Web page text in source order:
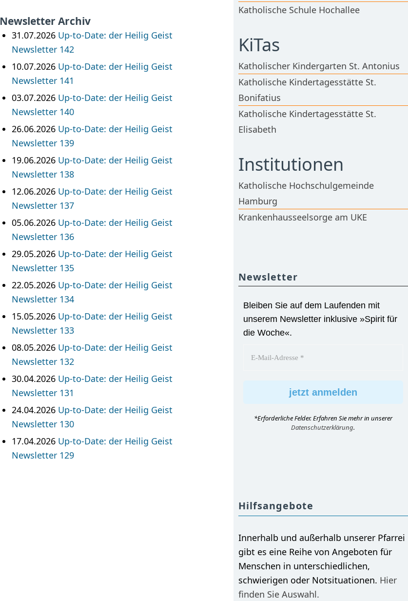
Newsletter Archiv
31.07.2026 Up-to-Date: der Heilig Geist
Newsletter 142
10.07.2026 Up-to-Date: der Heilig Geist
Newsletter 141
03.07.2026 Up-to-Date: der Heilig Geist
Newsletter 140
26.06.2026 Up-to-Date: der Heilig Geist
Newsletter 139
19.06.2026 Up-to-Date: der Heilig Geist
Newsletter 138
12.06.2026 Up-to-Date: der Heilig Geist
Newsletter 137
05.06.2026 Up-to-Date: der Heilig Geist
Newsletter 136
29.05.2026 Up-to-Date: der Heilig Geist
Newsletter 135
22.05.2026 Up-to-Date: der Heilig Geist
Newsletter 134
15.05.2026 Up-to-Date: der Heilig Geist
Newsletter 133
08.05.2026 Up-to-Date: der Heilig Geist
Newsletter 132
30.04.2026 Up-to-Date: der Heilig Geist
Newsletter 131
24.04.2026 Up-to-Date: der Heilig Geist
Newsletter 130
17.04.2026 Up-to-Date: der Heilig Geist
Newsletter 129
Katholische Schule Hochallee
KiTas
Katholischer Kindergarten St. Antonius
Katholische Kindertagesstätte St.
Bonifatius
Katholische Kindertagesstätte St.
Elisabeth
Institutionen
Katholische Hochschulgemeinde
Hamburg
Krankenhausseelsorge am UKE
Newsletter
Bleiben Sie auf dem Laufenden mit
unserem Newsletter inklusive »Spirit für
die Woche«.
*Erforderliche Felder. Erfahren Sie mehr in unserer
Datenschutzerklärung.
Hilfsangebote
Innerhalb und außerhalb unserer Pfarrei
gibt es eine Reihe von Angeboten für
Menschen in unterschiedlichen,
schwierigen oder Notsituationen. Hier
finden Sie Auswahl.